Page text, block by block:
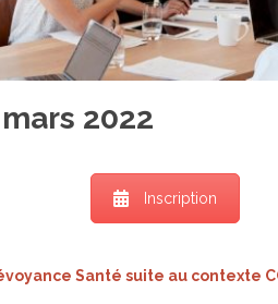
2022
Inscription
Santé suite au contexte